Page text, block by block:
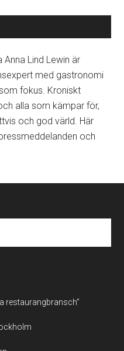
Anna Lind Lewin är
med gastronomi
fokus. Kroniskt
alla som kämpar för,
och god värld. Här
och
restaurangbransch”